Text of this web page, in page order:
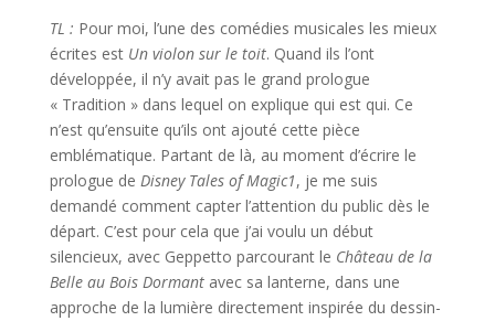
TL : Pour moi, l’une des comédies musicales les mieux
écrites est Un violon sur le toit. Quand ils l’ont
développée, il n’y avait pas le grand prologue
« Tradition » dans lequel on explique qui est qui. Ce
n’est qu’ensuite qu’ils ont ajouté cette pièce
emblématique. Partant de là, au moment d’écrire le
prologue de Disney Tales of Magic1, je me suis
demandé comment capter l’attention du public dès le
départ. C’est pour cela que j’ai voulu un début
silencieux, avec Geppetto parcourant le Château de la
Belle au Bois Dormantavec sa lanterne, dans une
approche de la lumière directement inspirée du dessin-